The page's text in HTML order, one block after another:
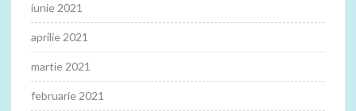
iunie 2021
aprilie 2021
martie 2021
februarie 2021